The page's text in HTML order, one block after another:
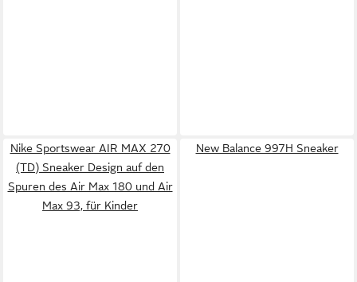
Nike Sportswear AIR MAX 270
(TD) Sneaker Design auf den
Spuren des Air Max 180 und Air
Max 93, für Kinder
New Balance 997H Sneaker